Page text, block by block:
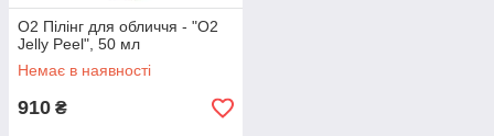
O2 Пілінг для обличчя - "O2
Jelly Peel", 50 мл
Немає в наявності
910 ₴